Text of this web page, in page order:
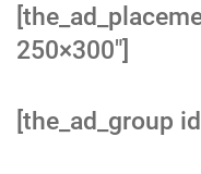
250×300″]
[the_ad_group